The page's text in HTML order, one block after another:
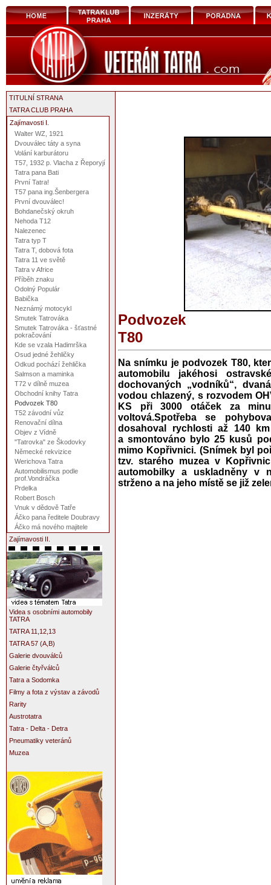
TITULNÍ STRANA
TATRA CLUB PRAHA
Zajímavosti I.
Walter WZ, 1921
Dvouválec táty a syna
Volání karburátoru
T57, 1932 p. Vlacha z Řeporyjí
Tatra pana Bati
První Tatra!
T57 pana ing.Šenbergera
První dvouválec!
Bohdanečský okruh
Nehoda T12
Nalezenec
Tatra typ T
Tatra T, dobová fota
Tatra 11 ve světě
Tatra v Africe
Příběh znaku
Odolný Populár
Babička
Neznámý motocykl
Smutek Tatrováka
Smutek Tatrováka - šťastné
pokračování
Kde se vzala Hadimrška
Osud jedné žehličky
Odkud pochází žehlička
Salmson a maminka
T72 v dílně muzea
Obchodní knihy Tatra
Podvozek T80
T52 závodní vůz
Renovační dílna
Objev z Vídně
"Tatrovka" ze Škodovky
Německé rekvizice
Werichova Tatra
Automobilismus podle
prof.Vondráčka
Prdelka
Robert Bosch
Vnuk v dědově Tatře
Áčko pana ředitele Doubravy
Áčko má nového majitele
Zajímavosti II.
Videa s osobními automobily
TATRA
TATRA 11,12,13
TATRA 57 (A,B)
Galerie dvouválců
Galerie čtyřválců
Tatra a Sodomka
Filmy a fota z výstav a závodů
Rarity
Austrotatra
Tatra - Delta - Detra
Pneumatiky veteránů
Muzea
Podvozek
T80
Na snímku je podvozek T80,
automobilu jakéhosi
dochovaných „vodníků“,
vodou chlazený, s rozvodem
KS při 3000 otáček za
voltová.Spotřeba se
dosahoval rychlosti až 140
a smontováno bylo 25 kusů
mimo Kopřivnici. (Snímek byl
tzv. starého muzea v
automobilky a uskladněny v
strženo a na jeho místě se již